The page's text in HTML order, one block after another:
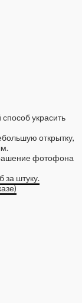
украсить
открытку,
фотофона
за штуку.